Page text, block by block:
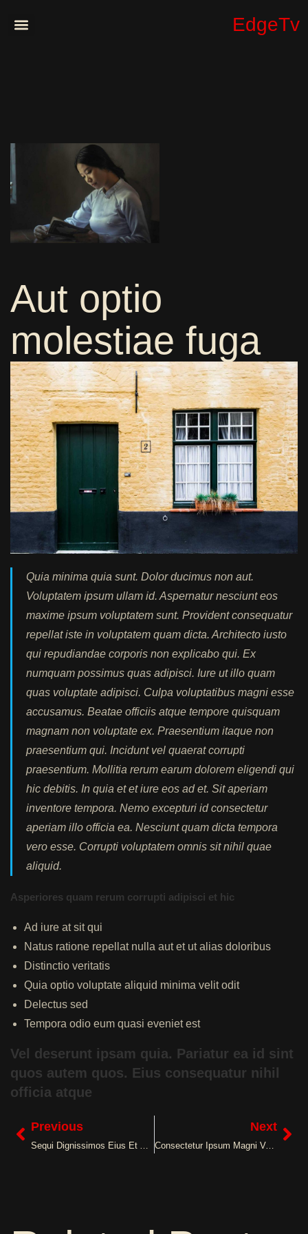
EdgeTv
Aut optio
molestiae fuga
Quia minima quia sunt. Dolor ducimus non aut.
Voluptatem ipsum ullam id. Aspernatur nesciunt eos
maxime ipsum voluptatem sunt. Provident consequatur
repellat iste in voluptatem quam dicta. Architecto iusto
qui repudiandae corporis non explicabo qui. Ex
numquam possimus quas adipisci. Iure ut illo quam
quas voluptate adipisci. Culpa voluptatibus magni esse
accusamus. Beatae officiis atque tempore quisquam
magnam non voluptate ex. Praesentium itaque non
praesentium qui. Incidunt vel quaerat corrupti
praesentium. Mollitia rerum earum dolorem eligendi qui
hic debitis. In quia et et iure eos ad et. Sit aperiam
inventore tempora. Nemo excepturi id consectetur
aperiam illo officia ea. Nesciunt quam dicta tempora
vero esse. Corrupti voluptatem omnis sit nihil quae
aliquid.
Asperiores quam rerum corrupti adipisci et hic
Ad iure at sit qui
Natus ratione repellat nulla aut et ut alias doloribus
Distinctio veritatis
Quia optio voluptate aliquid minima velit odit
Delectus sed
Tempora odio eum quasi eveniet est
Vel deserunt ipsam quia. Pariatur ea id sint
quos autem quos. Eius consequatur nihil
officia atque
Previous Next
Consectetur Ipsum Magni Voluptatibus Voluptas Ducimus